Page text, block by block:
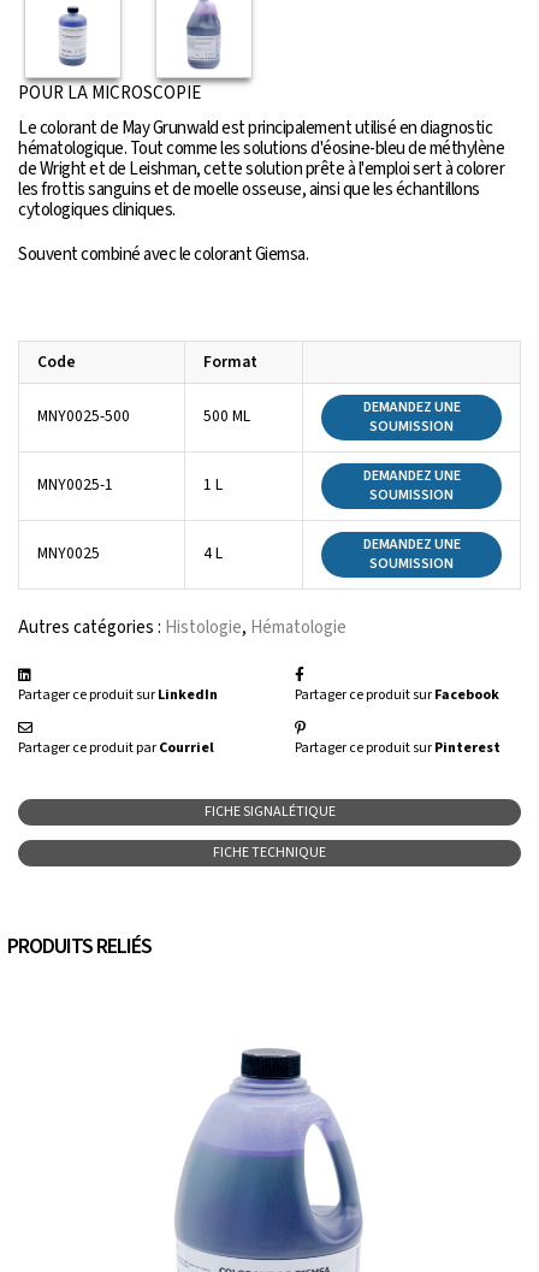
POUR LA MICROSCOPIE
Le colorant de May Grunwald est principalement utilisé en diagnostic
hématologique. Tout comme les solutions d'éosine-bleu de méthylène
de Wright et de Leishman, cette solution prête à l'emploi sert à colorer
les frottis sanguins et de moelle osseuse, ainsi que les échantillons
cytologiques cliniques.
Souvent combiné avec le colorant Giemsa.
Code Format
MNY0025-500 500 ML
DEMANDEZ UNE
SOUMISSION
MNY0025-1 1 L
DEMANDEZ UNE
SOUMISSION
MNY0025 4 L
DEMANDEZ UNE
SOUMISSION
Autres catégories : Histologie, Hématologie
Partager ce produit surLinkedIn
Partager ce produit parCourriel
Partager ce produit surFacebook
Partager ce produit surPinterest
FICHE SIGNALÉTIQUE
FICHE TECHNIQUE
PRODUITS RELIÉS